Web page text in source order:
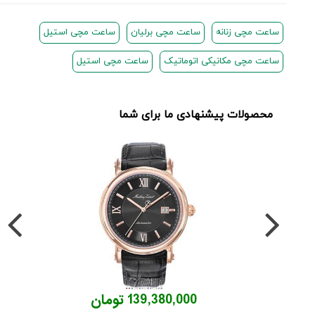
ساعت مچی زنانه ساعت مچی برلیان ساعت مچی استیل
ساعت مچی مکانیکی اتوماتیک ساعت مچی استیل
محصولات پیشنهادی ما برای شما
139,380,000 تومان